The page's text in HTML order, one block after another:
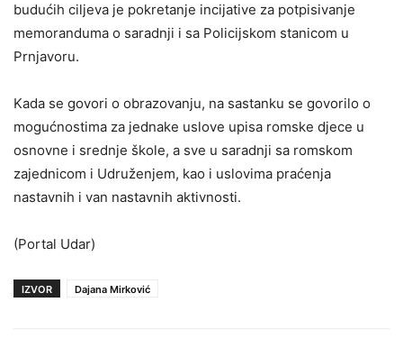
budućih ciljeva je pokretanje incijative za potpisivanje
memoranduma o saradnji i sa Policijskom stanicom u
Prnjavoru.
Kada se govori o obrazovanju, na sastanku se govorilo o
mogućnostima za jednake uslove upisa romske djece u
osnovne i srednje škole, a sve u saradnji sa romskom
zajednicom i Udruženjem, kao i uslovima praćenja
nastavnih i van nastavnih aktivnosti.
(Portal Udar)
IZVOR Dajana Mirković